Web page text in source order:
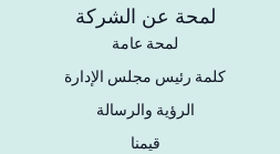
لمحة عن الشركة
لمحة عامة
كلمة رئيس مجلس الإدارة
الرؤية والرسالة
قيمنا